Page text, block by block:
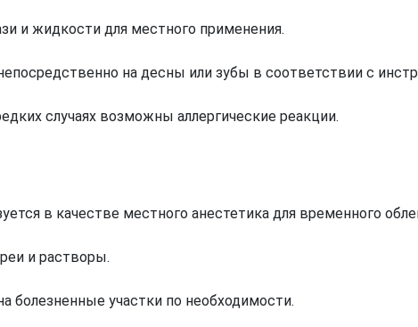
и жидкости для местного применения.
на десны или зубы в соответствии с
случаях возможны аллергические реакции.
в качестве местного анестетика для временного
и растворы.
болезненные участки по необходимости.